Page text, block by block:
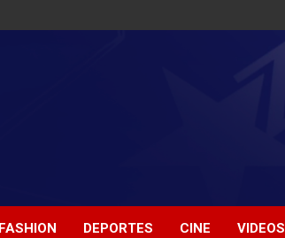
FASHION DEPORTES CINE VIDEOS